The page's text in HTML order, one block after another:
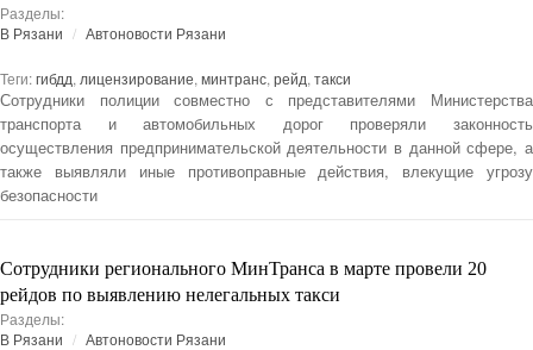
Разделы:
В Рязани
Автоновости Рязани
Теги:гибдд, лицензирование, минтранс, рейд, такси
Сотрудники полиции совместно с представителями Министерства
транспорта и автомобильных дорог проверяли законность
осуществления предпринимательской деятельности в данной сфере, а
также выявляли иные противоправные действия, влекущие угрозу
безопасности
Сотрудники регионального МинТранса в марте провели 20
рейдов по выявлению нелегальных такси
Разделы:
В Рязани
Автоновости Рязани